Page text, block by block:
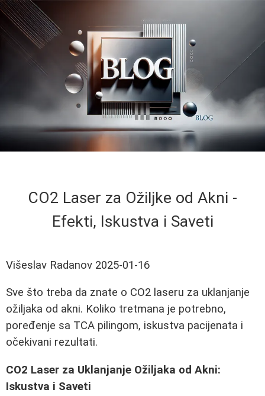
CO2 Laser za Ožiljke od Akni -
Efekti, Iskustva i Saveti
Višeslav Radanov 2025-01-16
Sve što treba da znate o CO2 laseru za uklanjanje
ožiljaka od akni. Koliko tretmana je potrebno,
poređenje sa TCA pilingom, iskustva pacijenata i
očekivani rezultati.
CO2 Laser za Uklanjanje Ožiljaka od Akni:
Iskustva i Saveti